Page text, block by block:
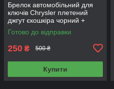
Брелок автомобільний для
ключів Chrysler плетений
джгут єкошкіра чорний +
викрутка
Готово до відправки
250 ₴ 500 ₴
Купити